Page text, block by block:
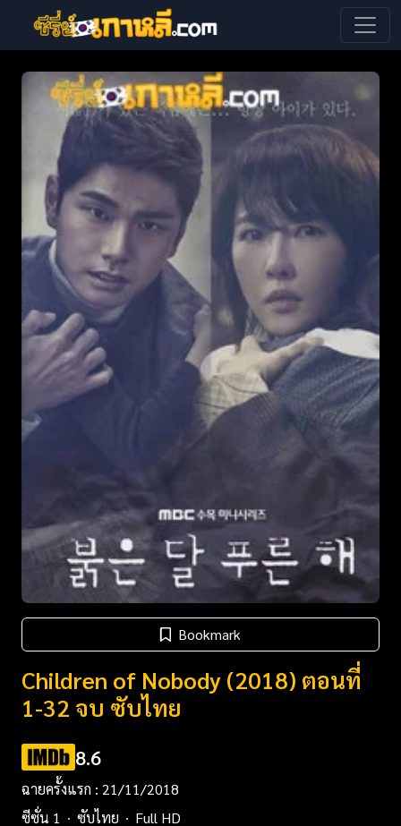
Bookmark
Children of Nobody (2018) ตอนที่
1-32 จบ ซับไทย
8.6
ฉายครั้งแรก : 21/11/2018
ซีซั่น 1
ซับไทย
Full HD